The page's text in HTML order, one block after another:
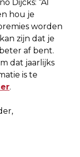
Dijcks: “Al
hou je
worden
zijn dat je
af bent.
dat jaarlijks
is te
.